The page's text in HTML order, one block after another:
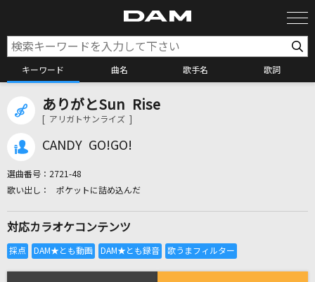
キーワード 曲名 歌手名 歌詞
カラオケ検索
全国りれき
ありがとSun Rise
[ アリガトサンライズ ]
CANDY GO!GO!
選曲番号： 2721-48
ポケットに詰め込んだ
対応カラオケコンテンツ